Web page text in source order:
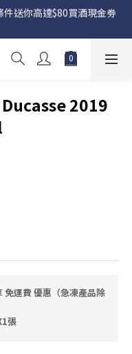
送貨服務📦
送你高達$80買酒現金劵
送貨服務📦
2019
運費 優惠（急凍產品除
張